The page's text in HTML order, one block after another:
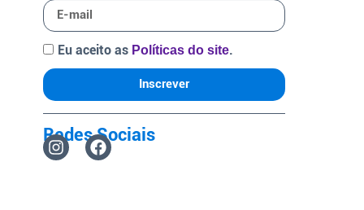
Eu aceito as Políticas do site.
Inscrever
Redes Sociais